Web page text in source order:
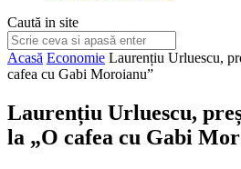
Caută in site
Acasă Economie Laurențiu Urluescu,
cafea cu Gabi Moroianu”
Laurențiu Urluescu,
la „O cafea cu Gabi